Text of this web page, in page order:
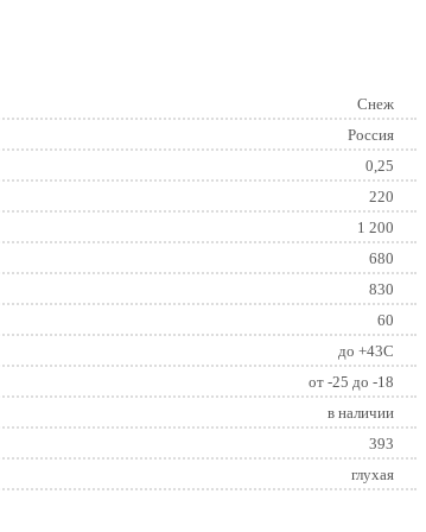
Снеж
Россия
0,25
220
1 200
680
830
60
до +43С
от -25 до -18
в наличии
393
глухая